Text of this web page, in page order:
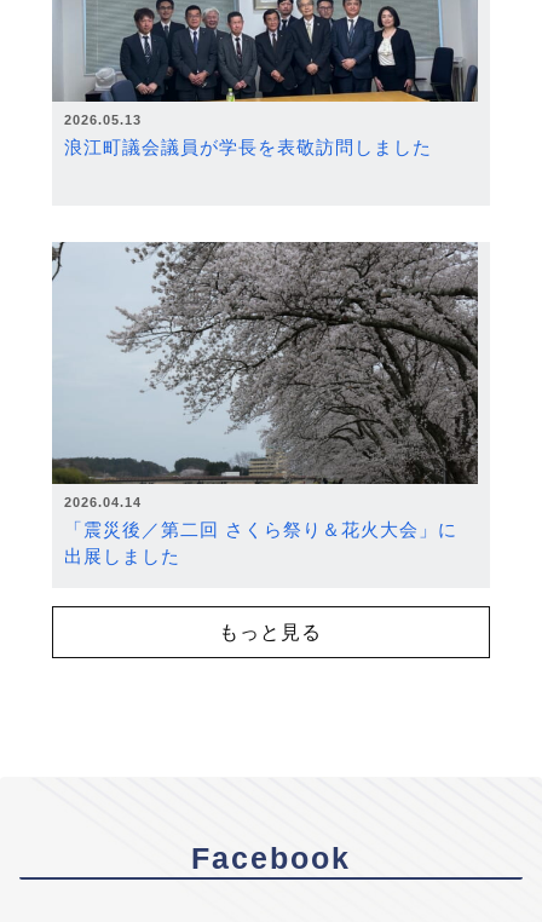
2026.05.13
浪江町議会議員が学長を表敬訪問しました
2026.04.14
「震災後／第二回 さくら祭り＆花火大会」に
出展しました
もっと見る
Facebook